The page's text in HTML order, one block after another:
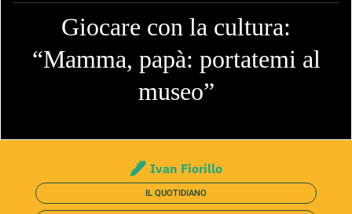
Giocare con la cultura:
“Mamma, papà: portatemi al
museo”
Ivan Fiorillo
IL QUOTIDIANO